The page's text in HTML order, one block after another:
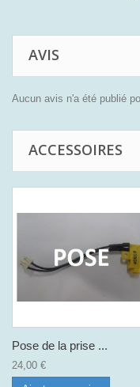
AVIS
Aucun avis n'a été publié
ACCESSOIRES
Pose de la prise ...
24,00 €